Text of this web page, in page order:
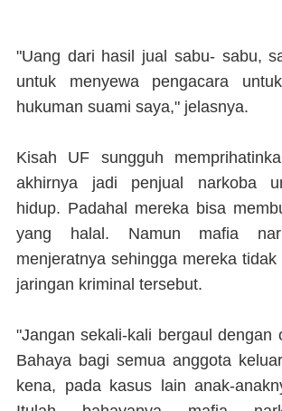
"Uang dari hasil jual sabu- sabu,
untuk menyewa pengacara
hukuman suami saya," jelasnya.
Kisah UF sungguh
akhirnya jadi penjual narkoba
hidup. Padahal mereka bisa
yang halal. Namun mafia
menjeratnya sehingga mereka
jaringan kriminal tersebut.
"Jangan sekali-kali bergaul dengan
Bahaya bagi semua anggota
kena, pada kasus lain anak-